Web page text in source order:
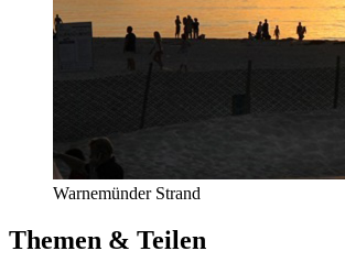
Warnemünder Strand
Themen & Teilen